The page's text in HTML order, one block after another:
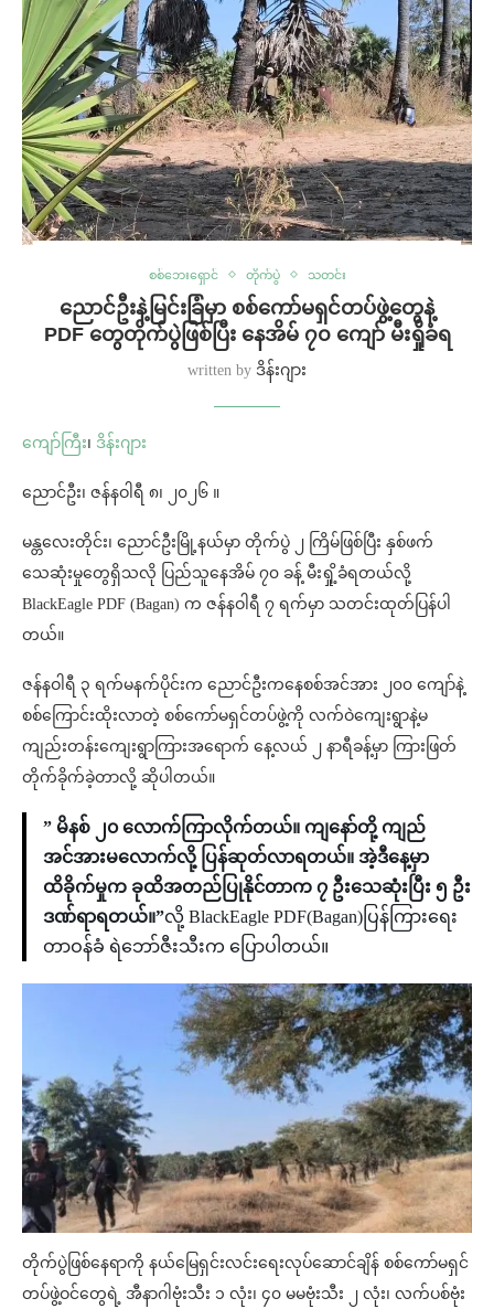
စစ်ဘေးရှောင် တိုက်ပွဲ သတင်း
ညောင်ဦးနဲ့မြင်းခြံမှာ စစ်ကော်မရှင်တပ်ဖွဲ့တွေနဲ့
PDF တွေတိုက်ပွဲဖြစ်ပြီး နေအိမ် ၇၀ ကျော် မီးရှိုခံရ
written by ဒိန်းဂျား
ကျော်ကြီး၊ ဒိန်းဂျား
ညောင်ဦး၊ ဇန်နဝါရီ ၈၊ ၂၀၂၆ ။
မန္တလေးတိုင်း၊ ညောင်ဦးမြို့နယ်မှာ တိုက်ပွဲ ၂ ကြိမ်ဖြစ်ပြီး နှစ်ဖက်
သေဆုံးမှုတွေရှိသလို ပြည်သူနေအိမ် ၇၀ ခန့် မီးရှို့ခံရတယ်လို့
BlackEagle PDF (Bagan) က ဇန်နဝါရီ ၇ ရက်မှာ သတင်းထုတ်ပြန်ပါ
တယ်။
ဇန်နဝါရီ ၃ ရက်မနက်ပိုင်းက ညောင်ဦးကနေစစ်အင်အား ၂၀၀ ကျော်နဲ့
စစ်ကြောင်းထိုးလာတဲ့ စစ်ကော်မရှင်တပ်ဖွဲ့ကို လက်ဝဲကျေးရွာနဲ့မ
ကျည်းတန်းကျေးရွာကြားအရောက် နေ့လယ် ၂ နာရီခန့်မှာ ကြားဖြတ်
တိုက်ခိုက်ခဲ့တာလို့ ဆိုပါတယ်။
” မိနစ် ၂၀ လောက်ကြာလိုက်တယ်။ ကျနော်တို့ ကျည်
အင်အားမလောက်လို့ ပြန်ဆုတ်လာရတယ်။ အဲ့ဒီနေ့မှာ
ထိခိုက်မှုက ခုထိအတည်ပြုနိုင်တာက ၇ ဦးသေဆုံးပြီး ၅ ဦး
ဒဏ်ရာရတယ်။”လို့ BlackEagle PDF(Bagan)ပြန်ကြားရေး
တာဝန်ခံ ရဲဘော်ဇီးသီးက ပြောပါတယ်။
တိုက်ပွဲဖြစ်နေရာကို နယ်မြေရှင်းလင်းရေးလုပ်ဆောင်ချိန် စစ်ကော်မရှင်
တပ်ဖွဲ့ဝင်တွေရဲ့ အီနာဂါဗုံးသီး ၁ လုံး၊ ၄၀ မမဗုံးသီး ၂ လုံး၊ လက်ပစ်ဗုံး